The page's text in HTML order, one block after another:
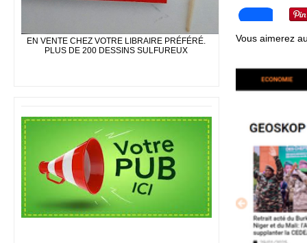
EN VENTE CHEZ VOTRE LIBRAIRE PRÉFÉRÉ.
PLUS DE 200 DESSINS SULFUREUX
Vous aimerez